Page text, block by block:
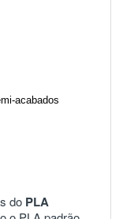
acabados
do PLA